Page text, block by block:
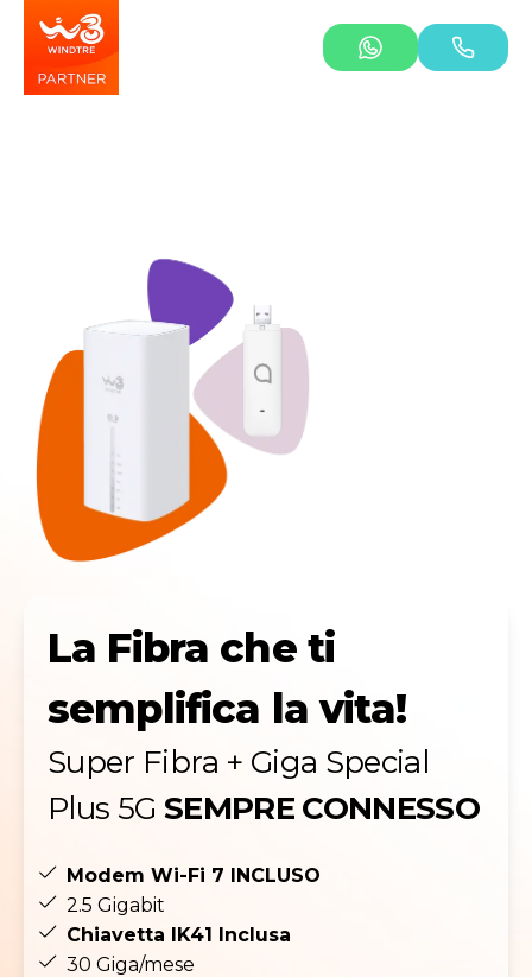
La Fibra che ti
semplifica la vita!
Super Fibra + Giga Special
Plus 5G SEMPRE CONNESSO
Modem Wi-Fi 7 INCLUSO
2.5 Gigabit
Chiavetta IK41 Inclusa
30 Giga/mese